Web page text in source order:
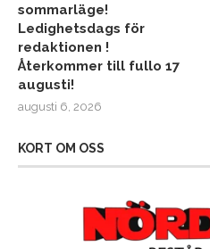
sommarläge!
Ledighetsdags för
redaktionen !
Återkommer till fullo 17
augusti!
augusti 6, 2026
KORT OM OSS